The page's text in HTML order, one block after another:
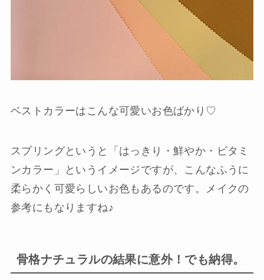
ベストカラーはこんな可愛いお色ばかり♡
スプリングというと「はっきり・鮮やか・ビタミ
ンカラー」というイメージですが、こんなふうに
柔らかく可愛らしいお色もあるのです。メイクの
参考にもなりますね♪
骨格ナチュラルの結果に意外！でも納得。